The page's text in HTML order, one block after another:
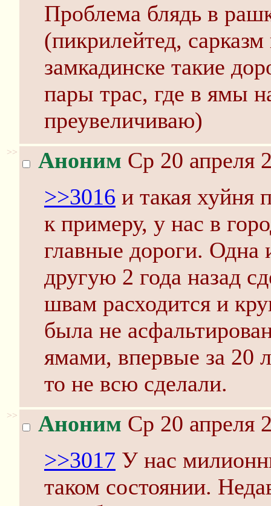
Проблема блядь в
(пикрилейтед,
замкадинске такие
пары трас, где в ямы
преувеличиваю)
>> Аноним Ср 20 апреля
>>3016 и такая хуйня
к примеру, у нас в
главные дороги. Одна
другую 2 года назад
швам расходится и
была не
ямами, впервые за 20
то не всю сделали.
>> Аноним Ср 20 апреля
>>3017 У нас
таком состоянии.